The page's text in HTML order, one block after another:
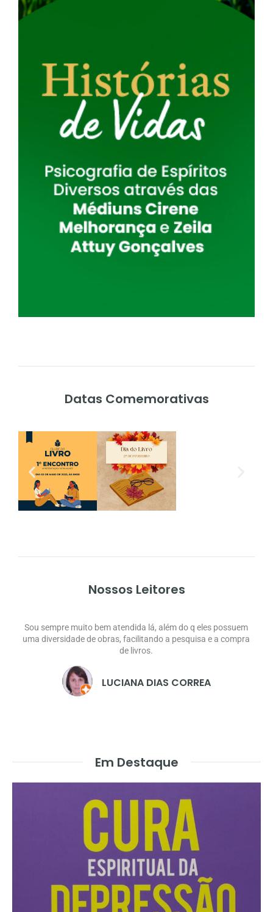
Datas Comemorativas
Nossos Leitores
Sou sempre muito bem atendida lá, além do q eles possuem
uma diversidade de obras, facilitando a pesquisa e a compra
de livros.
LUCIANA DIAS CORREA
Em Destaque